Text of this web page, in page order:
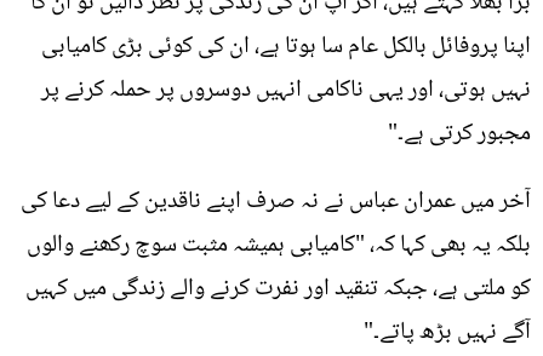
اپنا پروفائل بالکل عام سا ہوتا ہے، ان کی کوئی بڑی کامیابی
نہیں ہوتی، اور یہی ناکامی انہیں دوسروں پر حملہ کرنے پر
مجبور کرتی ہے۔"
آخر میں عمران عباس نے نہ صرف اپنے ناقدین کے لیے دعا کی
بلکہ یہ بھی کہا کہ، "کامیابی ہمیشہ مثبت سوچ رکھنے والوں
کو ملتی ہے، جبکہ تنقید اور نفرت کرنے والے زندگی میں کہیں
آگے نہیں بڑھ پاتے۔"